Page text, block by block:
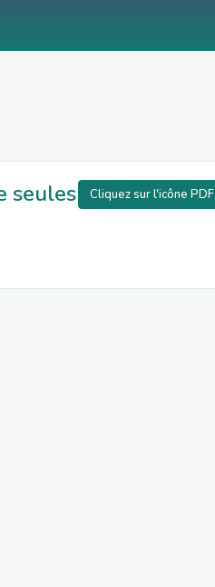
seules
Cliquez sur l'icône PDF